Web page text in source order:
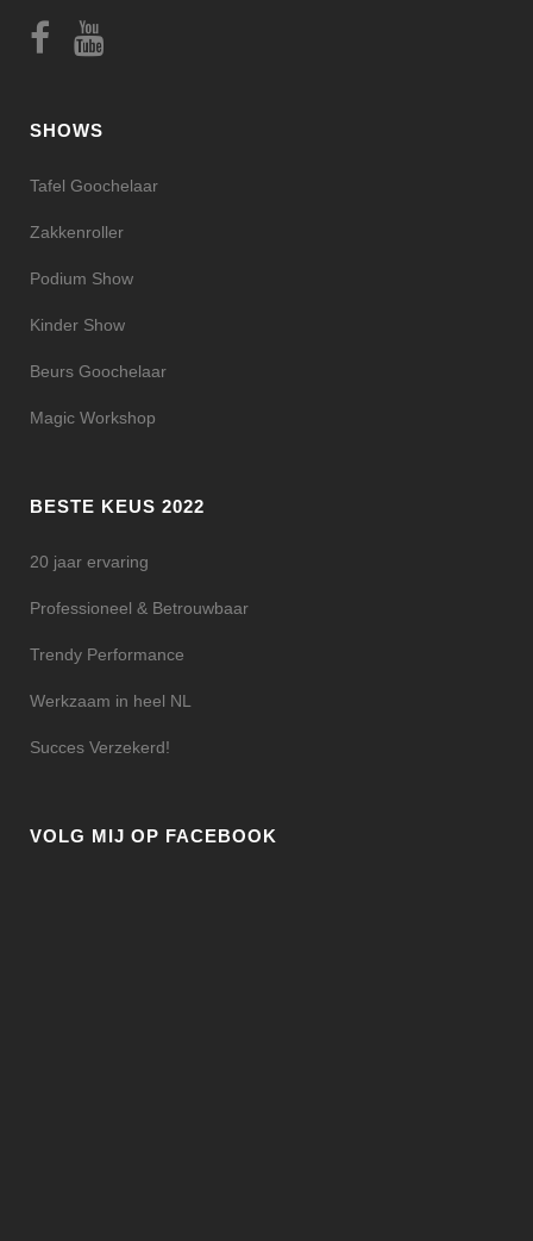
SHOWS
Tafel Goochelaar
Zakkenroller
Podium Show
Kinder Show
Beurs Goochelaar
Magic Workshop
BESTE KEUS 2022
20 jaar ervaring
Professioneel & Betrouwbaar
Trendy Performance
Werkzaam in heel NL
Succes Verzekerd!
VOLG MIJ OP FACEBOOK